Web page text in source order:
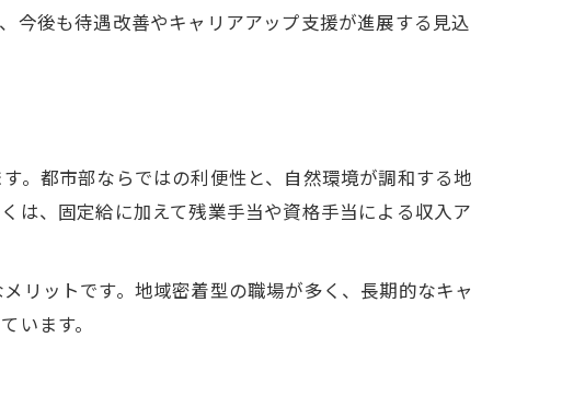
介
用
び方
今後も待遇改善やキャリアアップ支援が進展する見込
。都市部ならではの利便性と、自然環境が調和する地
は、固定給に加えて残業手当や資格手当による収入ア
リットです。地域密着型の職場が多く、長期的なキャ
います。